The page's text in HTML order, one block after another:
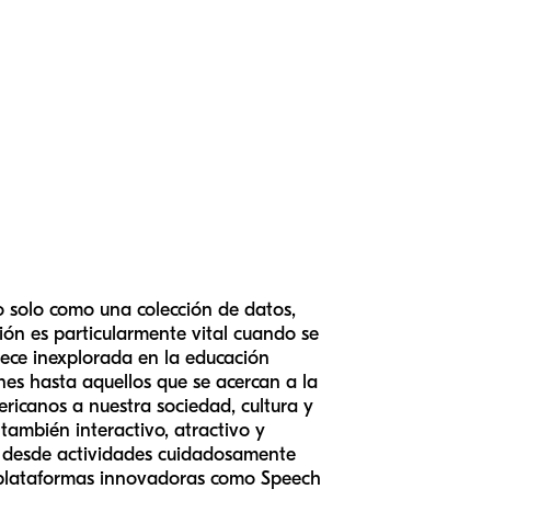
como una colección de datos,
es particularmente vital cuando se
inexplorada en la educación
hasta aquellos que se acercan a la
a nuestra sociedad, cultura y
interactivo, atractivo y
actividades cuidadosamente
innovadoras como Speech